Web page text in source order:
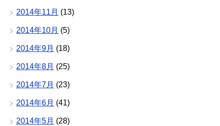
2014年11月 (13)
2014年10月 (5)
2014年9月 (18)
2014年8月 (25)
2014年7月 (23)
2014年6月 (41)
2014年5月 (28)